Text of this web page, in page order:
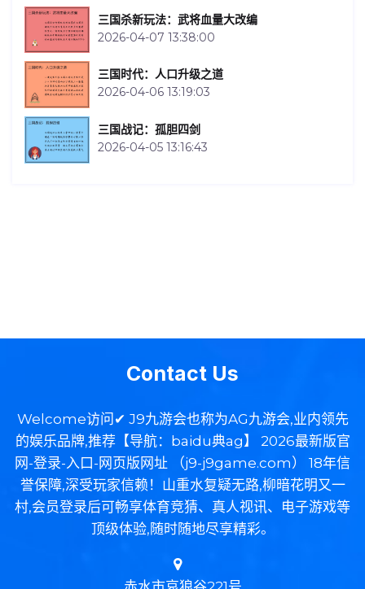
三国杀新玩法：武将血量大改编
2026-04-07 13:38:00
三国时代：人口升级之道
2026-04-06 13:19:03
三国战记：孤胆四剑
2026-04-05 13:16:43
Contact Us
Welcome访问✔ J9九游会也称为AG九游会,业内领先
的娱乐品牌,推荐【导航：baidu典ag】 2026最新版官
网-登录-入口-网页版网址 （j9-j9game.com） 18年信
誉保障,深受玩家信赖！山重水复疑无路,柳暗花明又一
村,会员登录后可畅享体育竞猜、真人视讯、电子游戏等
顶级体验,随时随地尽享精彩。